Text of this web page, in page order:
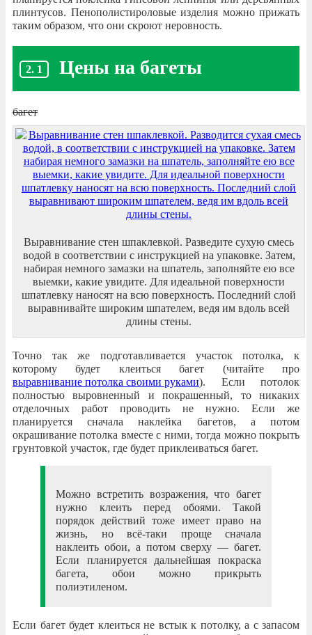
плинтусов. Пенополистироловые изделия можно прижать
таким образом, что они скроют неровность.
Цены на багеты
багет
Выравнивание стен шпаклевкой. Разведите сухую смесь
водой в соответствии с инструкцией на упаковке. Затем,
набирая немного замазки на шпатель, заполняйте ею все
выемки, какие увидите. Для идеальной поверхности
шпатлевку наносят на всю поверхность. Последний слой
выравнивайте широким шпателем, ведя им вдоль всей
длины стены.
Точно так же подготавливается участок потолка, к
которому будет клеиться багет (читайте про
выравнивание потолка своими руками). Если потолок
полностью выровненный и покрашенный, то никаких
отделочных работ проводить не нужно. Если же
планируется сначала наклейка багетов, а потом
окрашивание потолка вместе с ними, тогда можно покрыть
грунтовкой участок, где будет приклеиваться багет.
Можно встретить возражения, что багет
нужно клеить перед обоями. Такой
порядок действий тоже имеет право на
жизнь, но всё-таки проще сначала
наклеить обои, а потом сверху — багет.
Если планируется дальнейшая покраска
багета, обои можно прикрыть
полиэтиленом.
Если багет будет клеиться не встык к потолку, а с запасом